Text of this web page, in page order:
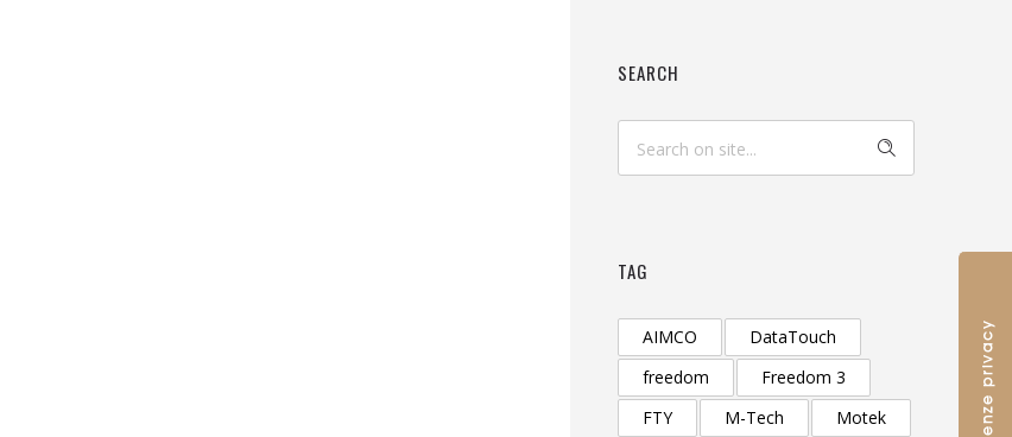
SEARCH
TAG
AIMCO
DataTouch
freedom
Freedom 3
FTY
M-Tech
Motek